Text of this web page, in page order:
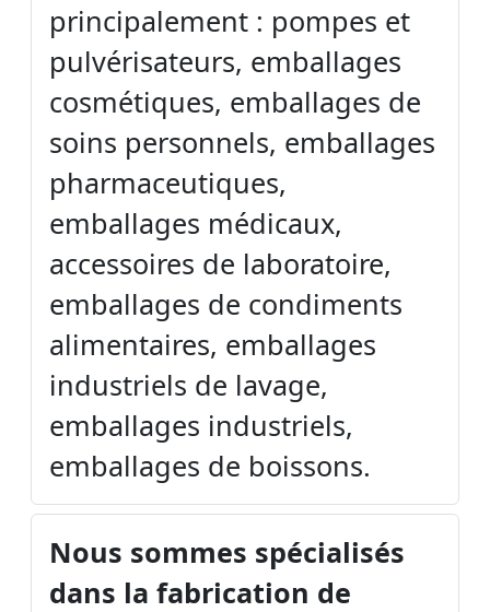
principalement : pompes et
pulvérisateurs, emballages
cosmétiques, emballages de
soins personnels, emballages
pharmaceutiques,
emballages médicaux,
accessoires de laboratoire,
emballages de condiments
alimentaires, emballages
industriels de lavage,
emballages industriels,
emballages de boissons.
Nous sommes spécialisés
dans la fabrication de